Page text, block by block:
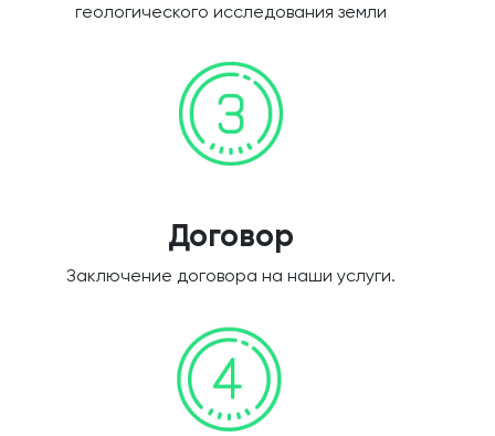
геологического исследования земли
Договор
Заключение договора на наши услуги.